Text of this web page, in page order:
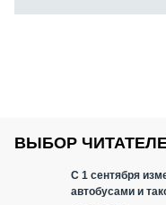
ВЫБОР
С 1 сентября
автобусами и